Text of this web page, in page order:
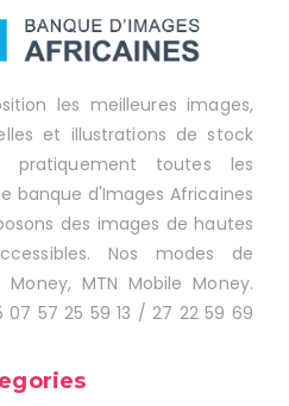
les meilleures images,
et illustrations de stock
toutes les
banque d'Images Africaines
des images de hautes
Nos modes de
MTN Mobile Money.
57 25 59 13 / 27 22 59 69